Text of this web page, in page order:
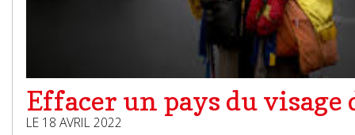
Effacer un pays du visage
LE 18 AVRIL 2022